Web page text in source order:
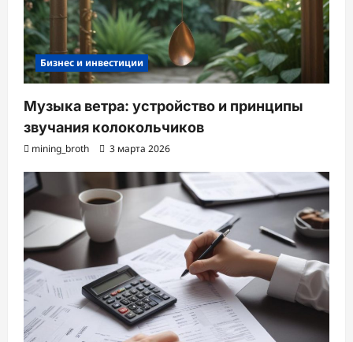
Бизнес и инвестиции
Музыка ветра: устройство и принципы
звучания колокольчиков
mining_broth 3 марта 2026